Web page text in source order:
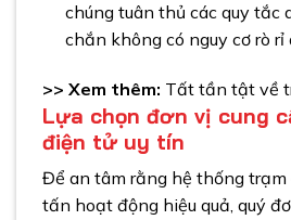
chúng tuân thủ các quy tắc
chắn không có nguy cơ rò rỉ
>> Xem thêm: Tất tần tật về
Lựa chọn đơn vị cung
điện tử uy tín
Để an tâm rằng hệ thống
tấn hoạt động hiệu quả, quý